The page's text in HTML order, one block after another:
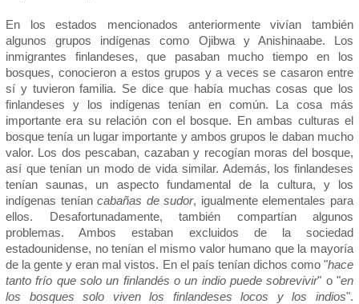
En los estados mencionados anteriormente vivían también
algunos grupos indígenas como Ojibwa y Anishinaabe. Los
inmigrantes finlandeses, que pasaban mucho tiempo en los
bosques, conocieron a estos grupos y a veces se casaron entre
sí y tuvieron familia. Se dice que había muchas cosas que los
finlandeses y los indígenas tenían en común. La cosa más
importante era su relación con el bosque. En ambas culturas el
bosque tenía un lugar importante y ambos grupos le daban mucho
valor. Los dos pescaban, cazaban y recogían moras del bosque,
así que tenían un modo de vida similar. Además, los finlandeses
tenían saunas, un aspecto fundamental de la cultura, y los
indígenas teníancabañas de sudor, igualmente elementales para
ellos. Desafortunadamente, también compartían algunos
problemas. Ambos estaban excluidos de la sociedad
estadounidense, no tenían el mismo valor humano que la mayoría
de la gente y eran mal vistos. En el país tenían dichos como "hace
tanto frío que solo un finlandés o un indio puede sobrevivir" o "en
los bosques solo viven los finlandeses locos y los indios".